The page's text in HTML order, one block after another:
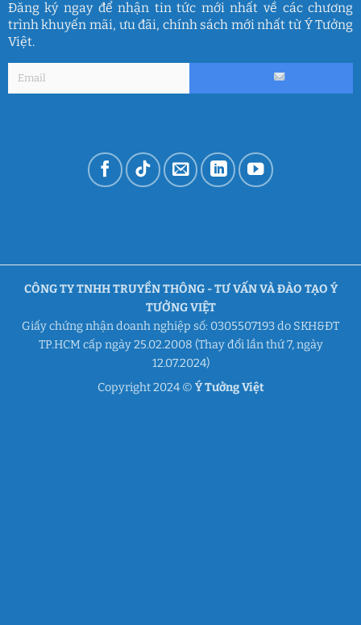
Đăng ký ngay để nhận tin tức mới nhất về các chương
trình khuyến mãi, ưu đãi, chính sách mới nhất từ Ý Tưởng
Việt.
CÔNG TY TNHH TRUYỀN THÔNG - TƯ VẤN VÀ ĐÀO TẠO Ý
TƯỞNG VIỆT
Giấy chứng nhận doanh nghiệp số: 0305507193 do SKH&ĐT
TP.HCM cấp ngày 25.02.2008 (Thay đổi lần thứ 7, ngày
12.07.2024)
Copyright 2024 © Ý Tưởng Việt